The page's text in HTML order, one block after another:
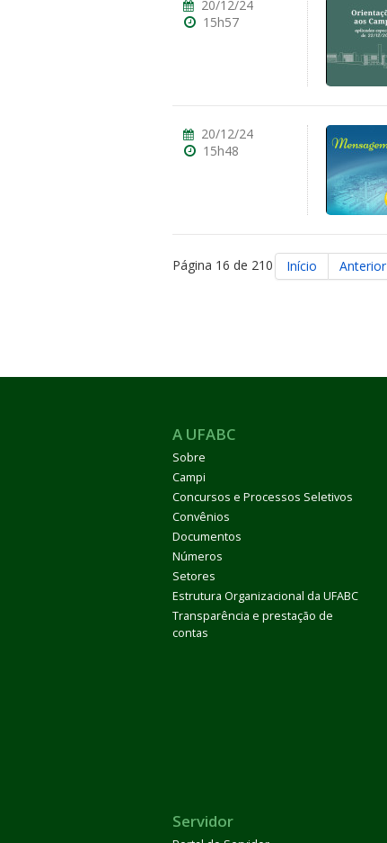
20/12/24
15h57
20/12/24
15h48
Página 16 de 210 Início Anterior
A UFABC
Sobre
Campi
Concursos e Processos Seletivos
Convênios
Documentos
Números
Setores
Estrutura Organizacional da UFABC
Transparência e prestação de
contas
Servidor